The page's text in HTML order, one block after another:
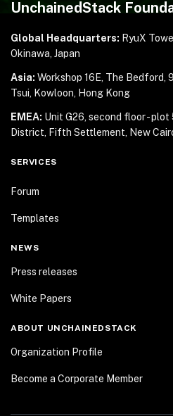
UnchainedStack
Global Headquarters: RyuX
Okinawa, Japan
Asia: Workshop 16E, The Bedford,
Tsui, Kowloon, Hong Kong
EMEA: Unit G26, second floor - plot
District, Fifth Settlement, New
SERVICES
Forum
Templates
NEWS
Press releases
White Papers
ABOUT UNCHAINEDSTACK
Organization Profile
Become a Corporate Member